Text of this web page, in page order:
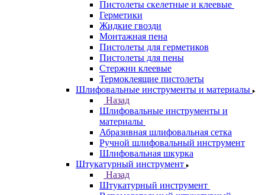
Пистолеты скелетные и клеевые
Герметики
Жидкие гвозди
Монтажная пена
Пистолеты для герметиков
Пистолеты для пены
Стержни клеевые
Термоклеящие пистолеты
Шлифовальные инструменты и материалы
Назад
Шлифовальные инструменты и
материалы
Абразивная шлифовальная сетка
Ручной шлифовальный инструмент
Шлифовальная шкурка
Штукатурный инструмент
Назад
Штукатурный инструмент